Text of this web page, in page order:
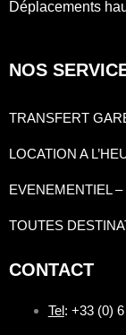
Déplacements
NOS
TRANSFERT
LOCATION A
EVENEMENTIEL
TOUTES
CONTACT
Tel : +33 (0)